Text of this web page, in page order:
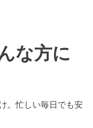
な方に
。忙しい毎日でも安